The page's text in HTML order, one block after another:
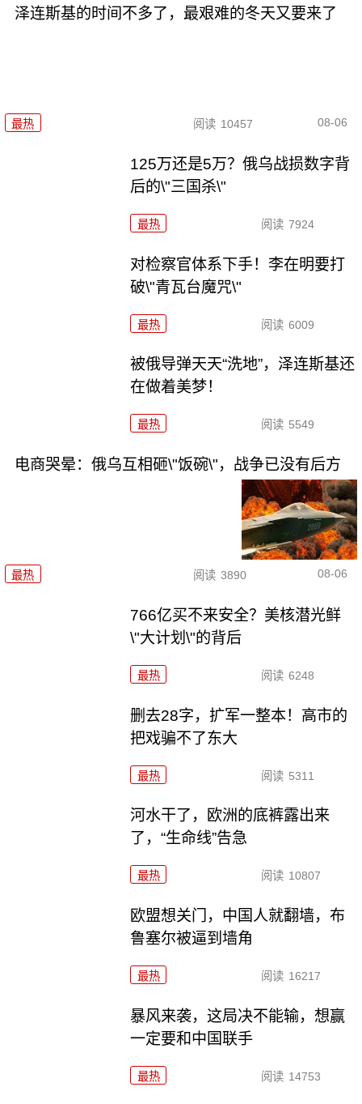
泽连斯基的时间不多了，最艰难的冬天又要来了
最热 阅读 10457 08-06
125万还是5万？俄乌战损数字背
后的\"三国杀\"
最热 阅读 7924
对检察官体系下手！李在明要打
破\"青瓦台魔咒\"
最热 阅读 6009
被俄导弹天天“洗地”，泽连斯基还
在做着美梦！
最热 阅读 5549
电商哭晕：俄乌互相砸\"饭碗\"，战争已没有后方
最热 阅读 3890 08-06
766亿买不来安全？美核潜光鲜
\"大计划\"的背后
最热 阅读 6248
删去28字，扩军一整本！高市的
把戏骗不了东大
最热 阅读 5311
河水干了，欧洲的底裤露出来
了，“生命线”告急
最热 阅读 10807
欧盟想关门，中国人就翻墙，布
鲁塞尔被逼到墙角
最热 阅读 16217
暴风来袭，这局决不能输，想赢
一定要和中国联手
最热 阅读 14753